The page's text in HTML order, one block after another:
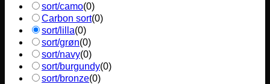
sort/camo(0)
Carbon sort(0)
sort/lilla(0)
sort/grøn(0)
sort/navy(0)
sort/burgundy(0)
sort/bronze(0)